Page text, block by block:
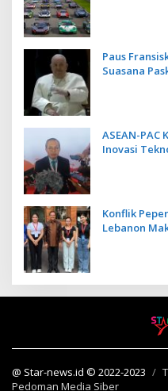
Paus
Suasana
ASEAN-PAC
Inovasi
Konflik
Lebanon
@ Star-news.id © 2022-2023
Pedoman Media Siber